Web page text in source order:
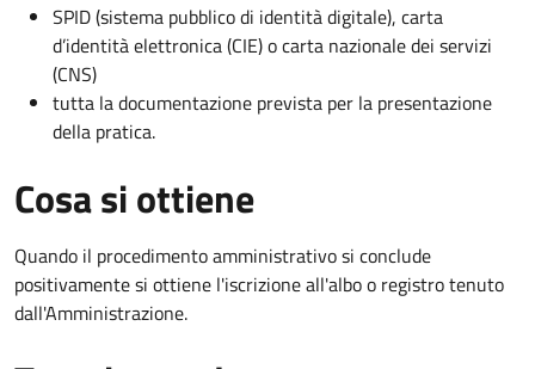
SPID (sistema pubblico di identità digitale), carta
d’identità elettronica (CIE) o carta nazionale dei servizi
(CNS)
tutta la documentazione prevista per la presentazione
della pratica.
Cosa si ottiene
Quando il procedimento amministrativo si conclude
positivamente si ottiene l'iscrizione all'albo o registro tenuto
dall'Amministrazione.